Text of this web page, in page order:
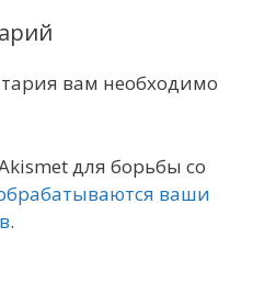
вам необходимо
для борьбы со
ваши
.